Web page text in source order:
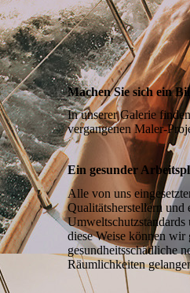
Machen Sie sich ein
In unserer Galerie
vergangenen Maler-
Ein gesunder
Alle von uns
Qualitäts­her­stellern und
Umweltschutzstandards
diese Weise können wir
gesundheitsschädliche
Räumlichkeiten